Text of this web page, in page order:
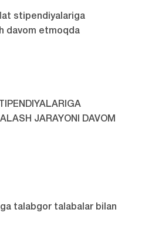
stipendiyalariga
davom etmoqda
JARAYONI DAVOM
talabgor talabalar bilan